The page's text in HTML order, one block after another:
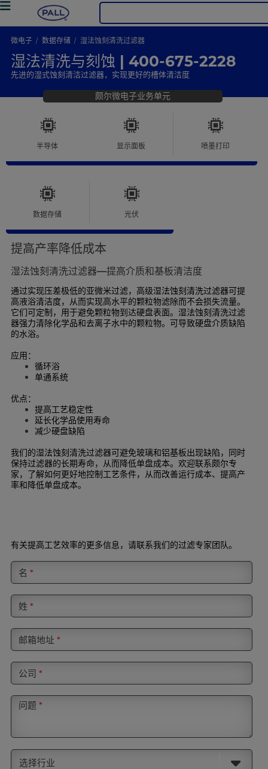
微电子 数据存储 湿法蚀刻清洗过滤器
湿法清洗与刻蚀 | 400-675-2228
先进的湿式蚀刻清洁过滤器，实现更好的槽体清洁度
颇尔微电子业务单元
半导体 显示面板 喷墨打印
数据存储 光伏
提高产率降低成本
湿法蚀刻清洗过滤器—提高介质和基板清洁度
通过实现压差极低的亚微米过滤，高级湿法蚀刻清洗过滤器可提
高液浴清洁度，从而实现高水平的颗粒物滤除而不会损失流量。
它们可定制，用于避免颗粒物到达硬盘表面。湿法蚀刻清洗过滤
器强力清除化学品和去离子水中的颗粒物。可导致硬盘介质缺陷
的水浴。
应用：
循环浴
单通系统
优点：
提高工艺稳定性
延长化学品使用寿命
减少硬盘缺陷
我们的湿法蚀刻清洗过滤器可避免玻璃和铝基板出现缺陷，同时
保持过滤器的长期寿命，从而降低单盘成本。欢迎联系颇尔专
家，了解如何更好地控制工艺条件，从而改善运行成本、提高产
率和降低单盘成本。
有关提高工艺效率的更多信息，请联系我们的过滤专家团队。
名 *
姓 *
邮箱地址 *
公司 *
问题*
选择行业